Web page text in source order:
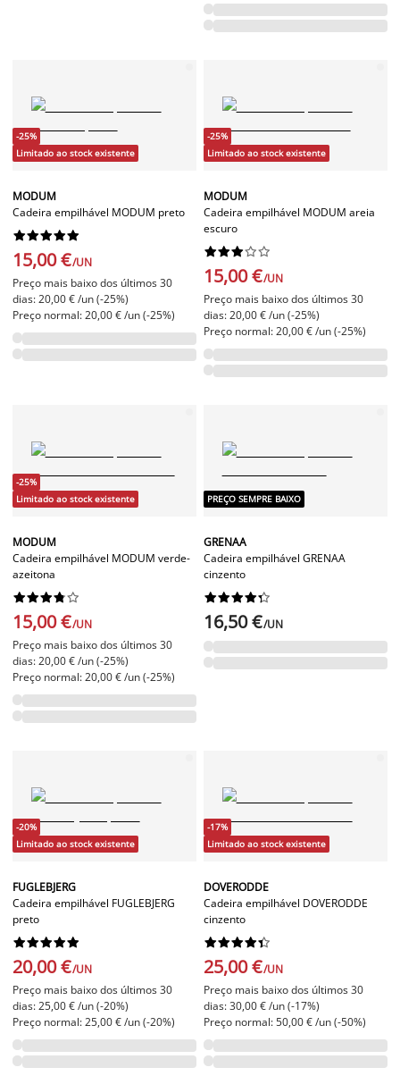
-25%
Limitado ao stock existente
MODUM
Cadeira empilhável MODUM preto






15,00 €/UN
Preço mais baixo dos últimos 30
dias: 20,00 € /un (-25%)
Preço normal: 20,00 € /un (-25%)
-25%
Limitado ao stock existente
MODUM
Cadeira empilhável MODUM areia
escuro






15,00 €/UN
Preço mais baixo dos últimos 30
dias: 20,00 € /un (-25%)
Preço normal: 20,00 € /un (-25%)
-25%
Limitado ao stock existente
MODUM
Cadeira empilhável MODUM verde-
azeitona






15,00 €/UN
Preço mais baixo dos últimos 30
dias: 20,00 € /un (-25%)
Preço normal: 20,00 € /un (-25%)
PREÇO SEMPRE BAIXO
GRENAA
Cadeira empilhável GRENAA
cinzento






16,50 €/UN
-20%
Limitado ao stock existente
FUGLEBJERG
Cadeira empilhável FUGLEBJERG
preto






20,00 €/UN
Preço mais baixo dos últimos 30
dias: 25,00 € /un (-20%)
Preço normal: 25,00 € /un (-20%)
-17%
Limitado ao stock existente
DOVERODDE
Cadeira empilhável DOVERODDE
cinzento






25,00 €/UN
Preço mais baixo dos últimos 30
dias: 30,00 € /un (-17%)
Preço normal: 50,00 € /un (-50%)